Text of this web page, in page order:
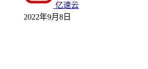
亿速云
2022年9月8日